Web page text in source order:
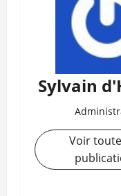
Sylvain
Voir